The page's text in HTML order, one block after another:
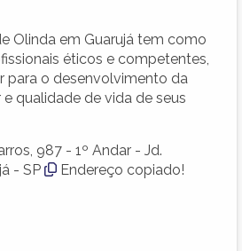
Olinda em Guarujá tem como
éticos e competentes,
para o desenvolvimento da
qualidade de vida de seus
987 - 1º Andar - Jd.
- SP
Endereço copiado!